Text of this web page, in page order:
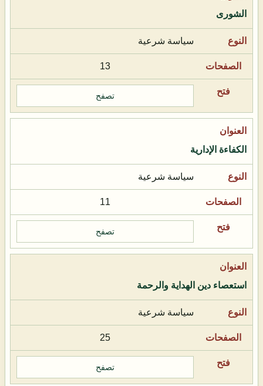
الشورى
سياسة شرعية
13
تصفح
الكفاءة الإدارية
سياسة شرعية
11
تصفح
استعصاء دين الهداية والرحمة
سياسة شرعية
25
تصفح